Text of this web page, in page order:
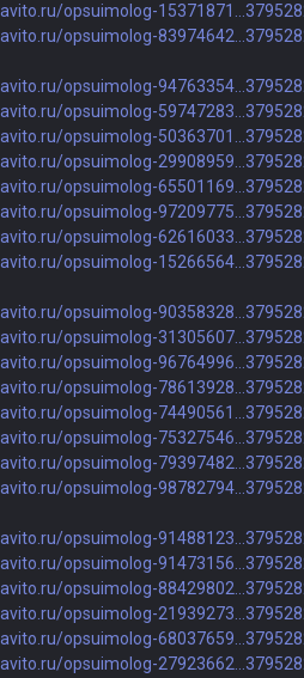
opsuimolog-
opsuimolog-
opsuimolog-
opsuimolog-
opsuimolog-
opsuimolog-
opsuimolog-
opsuimolog-
opsuimolog-
opsuimolog-
opsuimolog-
opsuimolog-
opsuimolog-
opsuimolog-
opsuimolog-
opsuimolog-
opsuimolog-
opsuimolog-
opsuimolog-
opsuimolog-
opsuimolog-
opsuimolog-
opsuimolog-
opsuimolog-